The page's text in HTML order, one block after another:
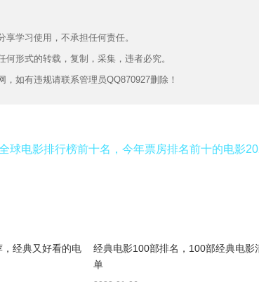
享学习使用，不承担任何责任。
何形式的转载，复制，采集，违者必究。
，如有违规请联系管理员QQ870927删除！
球电影排行榜前十名，今年票房排名前十的电影
经典又好看的电
经典电影100部排名，100部经典电影
单